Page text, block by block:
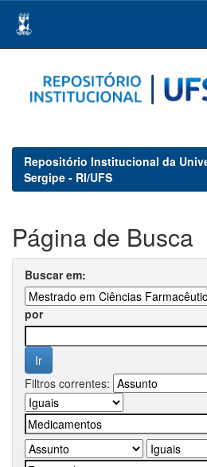
navigation
Repositório Institucional da
Sergipe - RI/UFS
Página de Busca
Buscar em:
por
Filtros correntes: